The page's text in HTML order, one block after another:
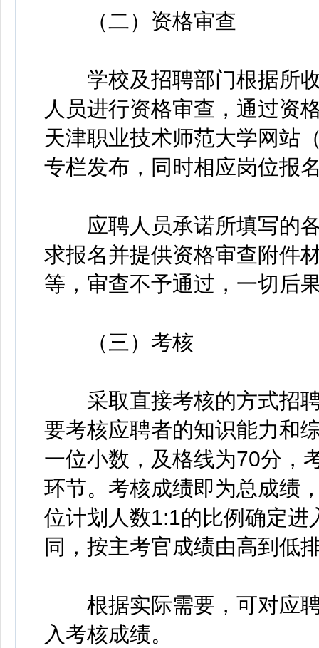
（二）资格审查
学校及招聘部门根据所收
人员进行资格审查，通过资
天津职业技术师范大学网站
专栏发布，同时相应岗位报
应聘人员承诺所填写的各
求报名并提供资格审查附件
等，审查不予通过，一切后
（三）考核
采取直接考核的方式招聘
要考核应聘者的知识能力和
一位小数，及格线为70分，
环节。考核成绩即为总成绩
位计划人数1:1的比例确定
同，按主考官成绩由高到低
根据实际需要，可对应聘
入考核成绩。